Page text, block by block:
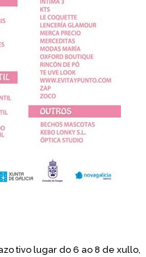
tivo lugar do 6 ao 8 de xullo,